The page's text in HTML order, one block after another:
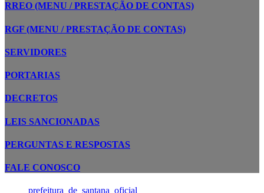
RREO (MENU / PRESTAÇÃO DE CONTAS)
RGF (MENU / PRESTAÇÃO DE CONTAS)
SERVIDORES
PORTARIAS
DECRETOS
LEIS SANCIONADAS
PERGUNTAS E RESPOSTAS
FALE CONOSCO
prefeitura_de_santana_oficial